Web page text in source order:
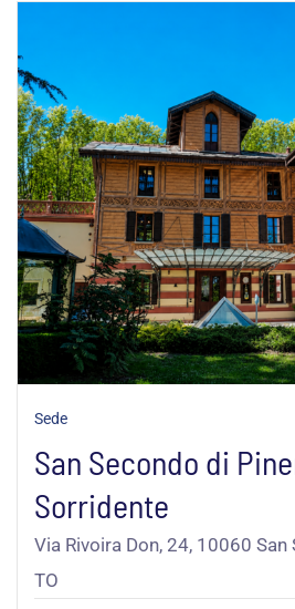
Sede
San Secondo di
Sorridente
Via Rivoira Don, 24, 10060
TO